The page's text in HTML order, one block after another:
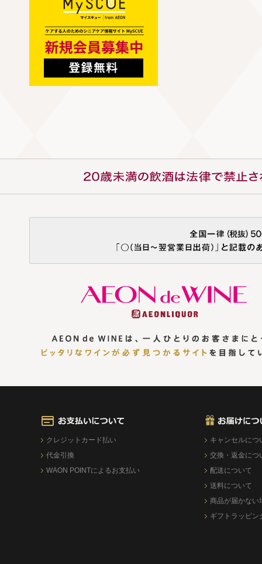
クレジットカード払い
代金引換
WAON POINTによるお支払い
キャンセルにつ
交換・返金につ
配送について
送料について
商品が届かない
ギフトラッピン